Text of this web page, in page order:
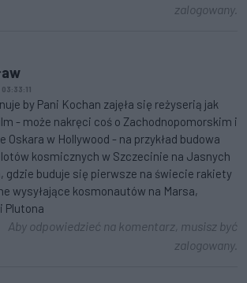
zalogowany.
by Pani Kochan zajęła się reżyserią jak
- może nakręci coś o Zachodnopomorskim i
Oskara w Hollywood - na przykład budowa
kosmicznych w Szczecinie na Jasnych
gdzie buduje się pierwsze na świecie rakiety
wysyłające kosmonautów na Marsa,
Plutona
Aby odpowiedzieć na komentarz, musisz być
zalogowany.